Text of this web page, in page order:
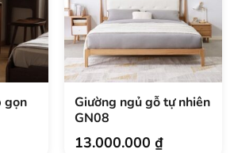
gọn
Giường ngủ gỗ tự nhiên
GN08
13.000.000₫